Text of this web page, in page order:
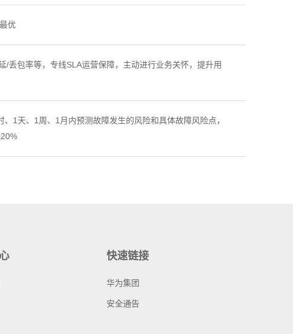
优
丢包率等，专线SLA运营保障，主动进行业务关怀，提升用
1天、1周、1月内预测故障发生的风险和具体故障风险点，
快速链接
华为集团
安全通告